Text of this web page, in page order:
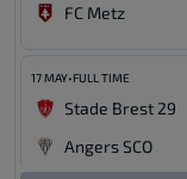
FC Metz
17 MAY•FULL TIME
Stade Brest 29
Angers SCO